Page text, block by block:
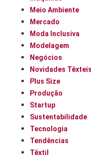
Meio Ambiente
Mercado
Moda Inclusiva
Modelagem
Negócios
Novidades Têxteis
Plus Size
Produção
Startup
Sustentabilidade
Tecnologia
Tendências
Têxtil